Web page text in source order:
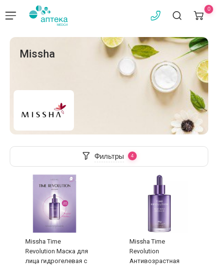
0
Missha
Фильтры
Missha Time
Revolution Маска для
лица гидрогелевая с
Missha Time
Revolution
Антивозрастная